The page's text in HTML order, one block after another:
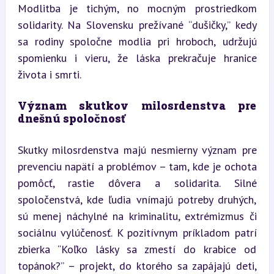
Modlitba je tichým, no mocným prostriedkom
solidarity. Na Slovensku prežívané “dušičky,” kedy
sa rodiny spoločne modlia pri hroboch, udržujú
spomienku i vieru, že láska prekračuje hranice
života i smrti.
Význam skutkov milosrdenstva pre
dnešnú spoločnosť
Skutky milosrdenstva majú nesmierny význam pre
prevenciu napätí a problémov – tam, kde je ochota
pomôcť, rastie dôvera a solidarita. Silné
spoločenstvá, kde ľudia vnímajú potreby druhých,
sú menej náchylné na kriminalitu, extrémizmus či
sociálnu vylúčenosť. K pozitívnym príkladom patrí
zbierka “Koľko lásky sa zmestí do krabice od
topánok?” – projekt, do ktorého sa zapájajú deti,